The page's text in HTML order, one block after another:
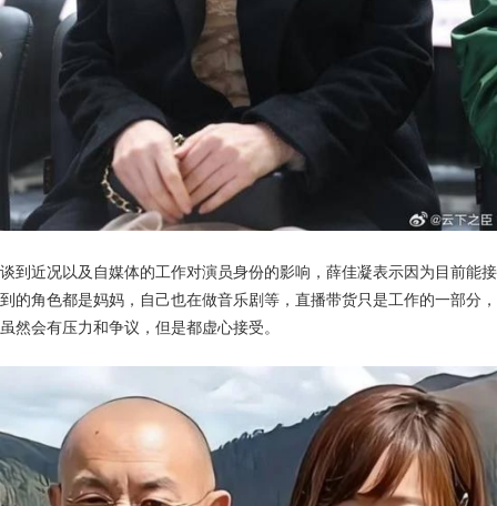
谈到近况以及自媒体的工作对演员身份的影响，薛佳凝表示因为目前能接
到的角色都是妈妈，自己也在做音乐剧等，直播带货只是工作的一部分，
虽然会有压力和争议，但是都虚心接受。